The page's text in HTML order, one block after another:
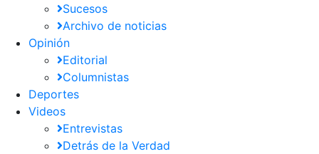
Sucesos
Archivo de noticias
Opinión
Editorial
Columnistas
Deportes
Videos
Entrevistas
Detrás de la Verdad